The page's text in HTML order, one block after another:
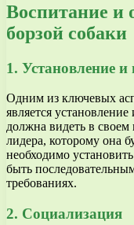
Воспитание и
борзой собаки
1. Установление и
Одним из ключевых
является
должна видеть в своем
лидера, которому она
необходимо
быть
требованиях.
2. Социализация